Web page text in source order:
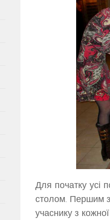
Для початку усі
столом. Першим
учаснику з